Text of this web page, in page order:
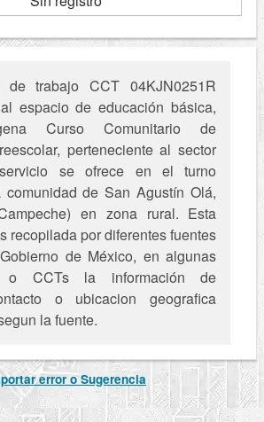
trabajo CCT 04KJN0251R
espacio de educación básica,
Curso Comunitario de
perteneciente al sector
se ofrece en el turno
de San Agustín Olá,
en zona rural. Esta
recopilada por diferentes fuentes
de México, en algunas
o CCTs la información de
o ubicacion geografica
la fuente.
error o Sugerencia